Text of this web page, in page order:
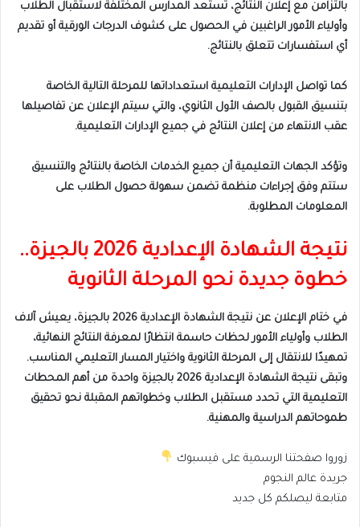
بالتزامن مع إعلان النتائج، تستعد المدارس المختلفة لاستقبال الطلاب
وأولياء الأمور الراغبين في الحصول على كشوف الدرجات الورقية أو تقديم
أي استفسارات تتعلق بالنتائج.
كما تواصل الإدارات التعليمية استعداداتها للمرحلة التالية الخاصة
بتنسيق القبول بالصف الأول الثانوي، والتي سيتم الإعلان عن تفاصيلها
عقب الانتهاء من إعلان النتائج في جميع الإدارات التعليمية.
وتؤكد الجهات التعليمية أن جميع الخدمات الخاصة بالنتائج والتنسيق
ستتم وفق إجراءات منظمة تضمن سهولة حصول الطلاب على
المعلومات المطلوبة.
نتيجة الشهادة الإعدادية 2026 بالجيزة..
خطوة جديدة نحو المرحلة الثانوية
في ختام الإعلان عن نتيجة الشهادة الإعدادية 2026 بالجيزة، يعيش آلاف
الطلاب وأولياء الأمور لحظات حاسمة انتظارًا لمعرفة النتائج النهائية،
تمهيدًا للانتقال إلى المرحلة الثانوية واختيار المسار التعليمي المناسب.
وتبقى نتيجة الشهادة الإعدادية 2026 بالجيزة واحدة من أهم المحطات
التعليمية التي تحدد مستقبل الطلاب وخطواتهم المقبلة نحو تحقيق
طموحاتهم الدراسية والمهنية.
زوروا صفحتنا الرسمية على فيسبوك
جريدة عالم النجوم
متابعة ليصلكم كل جديد